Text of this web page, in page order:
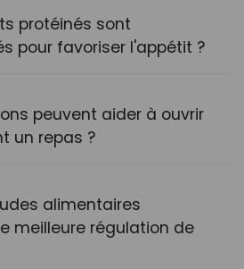
protéinés sont
pour favoriser l'appétit ?
peuvent aider à ouvrir
un repas ?
alimentaires
meilleure régulation de